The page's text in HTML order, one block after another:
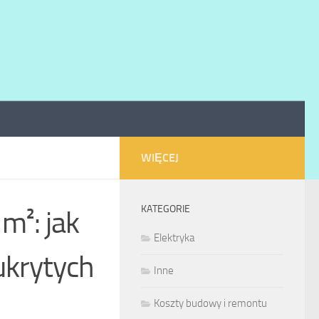
jak
WIĘCEJ
KATEGORIE
Elektryka
Inne
Koszty budowy i remontu